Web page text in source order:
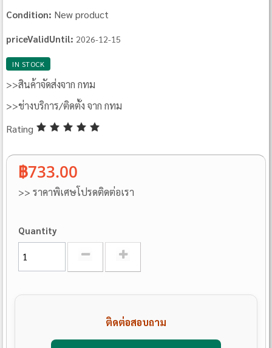
Condition: New product
priceValidUntil: 2026-12-15
IN STOCK
>>สินค้าจัดส่งจาก กทม
>>ช่างบริการ/ติดตั้ง จาก กทม
Rating
฿733.00
>> ราคาพิเศษโปรดติดต่อเรา
Quantity
ติดต่อสอบถาม